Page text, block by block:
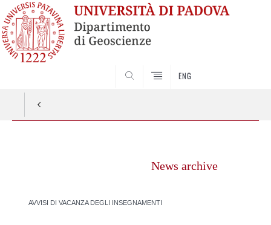
ENG
News archive
AVVISI DI VACANZA DEGLI INSEGNAMENTI